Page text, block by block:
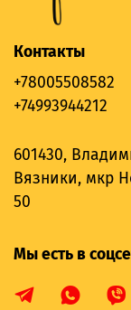
Контакты
+78005508582
+74993944212
601430,
Вязники, мкр
50
Мы есть в